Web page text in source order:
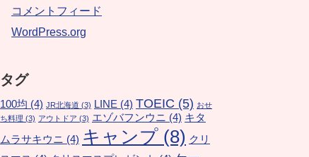
コメントフィード
WordPress.org
タグ
100均 (4) JR北海道 (3) LINE (4) TOEIC (5) おせ
ち料理 (3) アウトドア (3) エゾバフンウニ (4) キタ
ムラサキウニ (4) キャンプ (8) クリ